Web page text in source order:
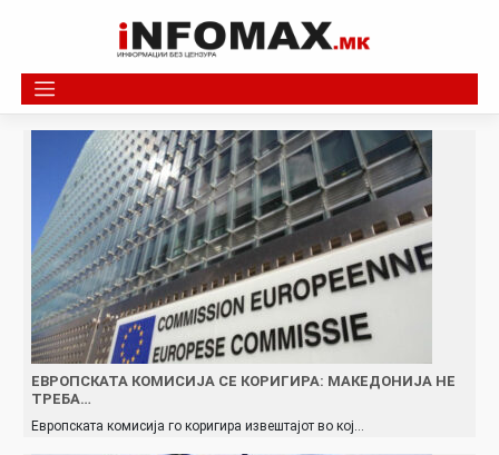
ЕВРОПСКАТА КОМИСИЈА СЕ КОРИГИРА: МАКЕДОНИЈА НЕ
ТРЕБА…
Европската комисија го коригира извештајот во кој…